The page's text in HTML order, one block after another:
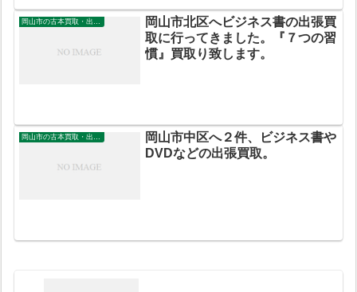
岡山市の古本買取・出張買取
岡山市北区へビジネス書の出張買
取に行ってきました。『７つの習
慣』買取り致します。
岡山市の古本買取・出張買取
岡山市中区へ２件、ビジネス書や
DVDなどの出張買取。